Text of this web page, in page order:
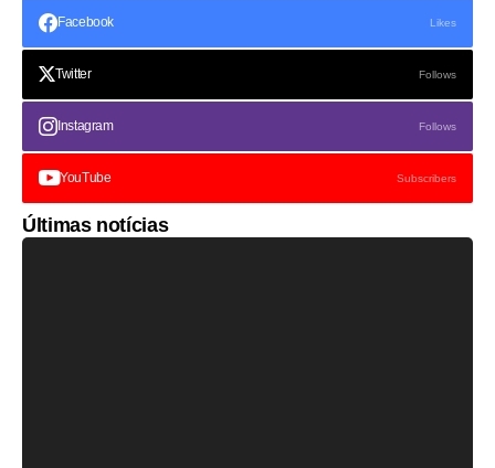
Facebook Likes
Twitter Follows
Instagram Follows
YouTube Subscribers
Últimas notícias